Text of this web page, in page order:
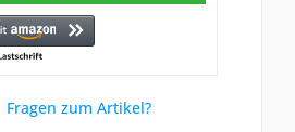
Fragen zum Artikel?